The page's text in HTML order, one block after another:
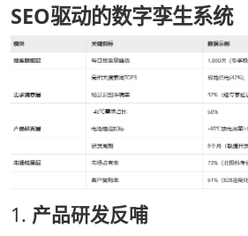
SEO驱动的数字孪生系统
1. 产品研发反哺